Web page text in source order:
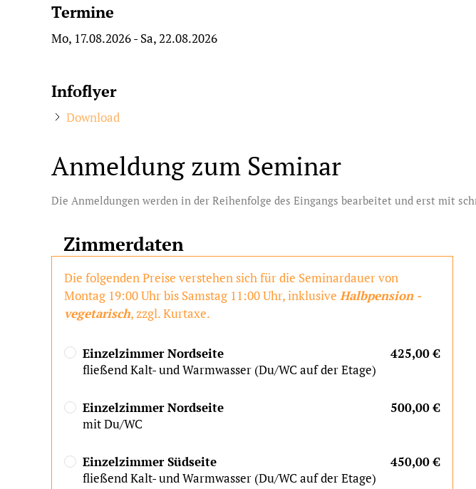
Termine
Mo, 17.08.2026- Sa, 22.08.2026
Infoflyer
Download
Anmeldung zum Seminar
Die Anmeldungen werden in der Reihenfolge des Eingangs bearbeitet und erst mit
Zimmerdaten
Die folgenden Preise verstehen sich für die Seminardauer von
Montag 19:00 Uhr bis Samstag 11:00 Uhr, inklusive Halbpension -
vegetarisch, zzgl. Kurtaxe.
Einzelzimmer Nordseite
fließend Kalt- und Warmwasser (Du/WC auf der Etage)
425,00 €
Einzelzimmer Nordseite
mit Du/WC
500,00 €
Einzelzimmer Südseite
fließend Kalt- und Warmwasser (Du/WC auf der Etage)
450,00 €